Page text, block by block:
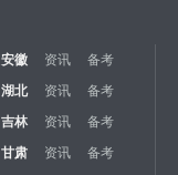
安徽 资讯 备考
湖北 资讯 备考
吉林 资讯 备考
甘肃 资讯 备考